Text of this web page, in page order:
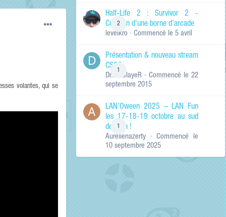
RECHERCHER LES
Titres et corps
Titres des
uniquement
volantes, qui se
2
Half-Life 2 : Survivor 2 -
Création d'une borne d'arcade
levelkro · Commencé le 5 avril
1
Présentation & nouveau stream
CSGO
Dr.KinSlayeR · Commencé le 22
septembre 2015
1
LAN'Oween 2025 – LAN Fun
les 17-18-19 octobre au sud
de Lyon !
Aurelienazerty · Commencé le
10 septembre 2025